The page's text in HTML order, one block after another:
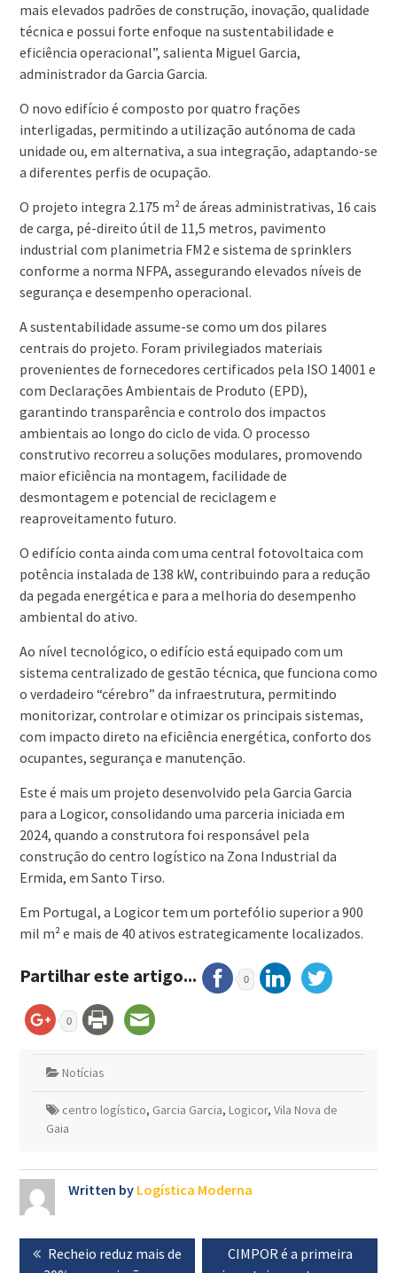
mais elevados padrões de construção, inovação, qualidade
técnica e possui forte enfoque na sustentabilidade e
eficiência operacional”, salienta Miguel Garcia,
administrador da Garcia Garcia.
O novo edifício é composto por quatro frações
interligadas, permitindo a utilização autónoma de cada
unidade ou, em alternativa, a sua integração, adaptando-se
a diferentes perfis de ocupação.
O projeto integra 2.175 m² de áreas administrativas, 16 cais
de carga, pé-direito útil de 11,5 metros, pavimento
industrial com planimetria FM2 e sistema de sprinklers
conforme a norma NFPA, assegurando elevados níveis de
segurança e desempenho operacional.
A sustentabilidade assume-se como um dos pilares
centrais do projeto. Foram privilegiados materiais
provenientes de fornecedores certificados pela ISO 14001 e
com Declarações Ambientais de Produto (EPD),
garantindo transparência e controlo dos impactos
ambientais ao longo do ciclo de vida. O processo
construtivo recorreu a soluções modulares, promovendo
maior eficiência na montagem, facilidade de
desmontagem e potencial de reciclagem e
reaproveitamento futuro.
O edifício conta ainda com uma central fotovoltaica com
potência instalada de 138 kW, contribuindo para a redução
da pegada energética e para a melhoria do desempenho
ambiental do ativo.
Ao nível tecnológico, o edifício está equipado com um
sistema centralizado de gestão técnica, que funciona como
o verdadeiro “cérebro” da infraestrutura, permitindo
monitorizar, controlar e otimizar os principais sistemas,
com impacto direto na eficiência energética, conforto dos
ocupantes, segurança e manutenção.
Este é mais um projeto desenvolvido pela Garcia Garcia
para a Logicor, consolidando uma parceria iniciada em
2024, quando a construtora foi responsável pela
construção do centro logístico na Zona Industrial da
Ermida, em Santo Tirso.
Em Portugal, a Logicor tem um portefólio superior a 900
mil m² e mais de 40 ativos estrategicamente localizados.
Partilhar este artigo... 0
0
Notícias
centro logístico, Garcia Garcia, Logicor, Vila Nova de
Gaia
Written by Logística Moderna
Navegação
de
Previous
Recheio reduz mais de
Next
CIMPOR é a primeira